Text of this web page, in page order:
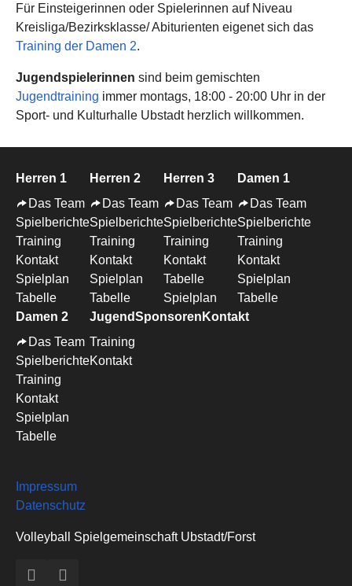
Für Einsteigerinnen oder Spielerinnen auf Niveau
Kreisliga/Bezirksklasse/ Abiturienten eigenet sich das
Training der Damen 2.
Jugendspielerinnen sind beim gemischten
Jugendtraining immer montags, 18:00 - 20:00 Uhr in der
Sport- und Kulturhalle Ubstadt herzlich willkommen.
Herren 1
Das Team
Spielberichte
Training
Kontakt
Spielplan
Tabelle
Herren 2
Das Team
Spielberichte
Training
Kontakt
Spielplan
Tabelle
Herren 3
Das Team
Spielberichte
Training
Kontakt
Tabelle
Spielplan
Damen 1
Das Team
Spielberichte
Training
Kontakt
Spielplan
Tabelle
Damen 2
Das Team
Spielberichte
Training
Kontakt
Spielplan
Tabelle
Jugend
Training
Kontakt
Sponsoren Kontakt
Impressum
Datenschutz
Volleyball Spielgemeinschaft Ubstadt/Forst
FacebookInstagram